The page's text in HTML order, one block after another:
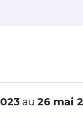
au 26 mai